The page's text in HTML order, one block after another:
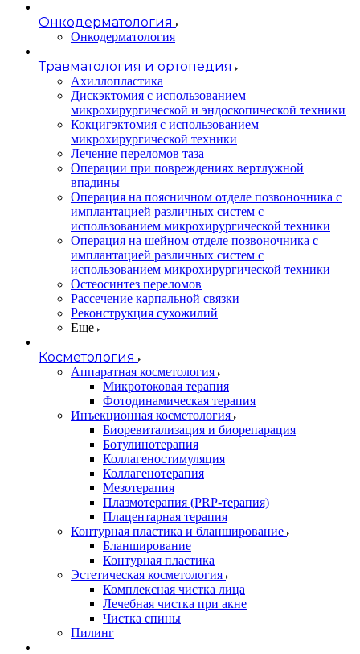
Онкодерматология
Онкодерматология
Травматология и ортопедия
Ахиллопластика
Дискэктомия с использованием
микрохирургической и эндоскопической техники
Кокцигэктомия с использованием
микрохирургической техники
Лечение переломов таза
Операции при повреждениях вертлужной
впадины
Операция на поясничном отделе позвоночника с
имплантацией различных систем с
использованием микрохирургической техники
Операция на шейном отделе позвоночника с
имплантацией различных систем с
использованием микрохирургической техники
Остеосинтез переломов
Рассечение карпальной связки
Реконструкция сухожилий
Еще
Косметология
Аппаратная косметология
Микротоковая терапия
Фотодинамическая терапия
Инъекционная косметология
Биоревитализация и биорепарация
Ботулинотерапия
Коллагеностимуляция
Коллагенотерапия
Мезотерапия
Плазмотерапия (PRP-терапия)
Плацентарная терапия
Контурная пластика и бланширование
Бланширование
Контурная пластика
Эстетическая косметология
Комплексная чистка лица
Лечебная чистка при акне
Чистка спины
Пилинг